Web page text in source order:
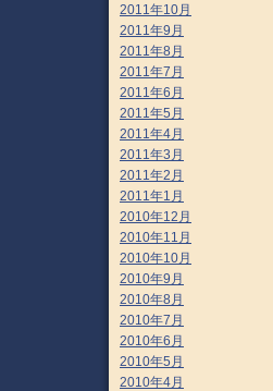
2011年10月
2011年9月
2011年8月
2011年7月
2011年6月
2011年5月
2011年4月
2011年3月
2011年2月
2011年1月
2010年12月
2010年11月
2010年10月
2010年9月
2010年8月
2010年7月
2010年6月
2010年5月
2010年4月